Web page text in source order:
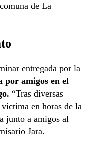
de La
entregada por la
por amigos en el
“Tras diversas
en horas de la
junto a amigos al
Jara.